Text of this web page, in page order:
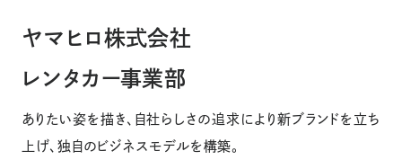
ヤマヒロ株式会社
レンタカー事業部
ありたい姿を描き、自社らしさの追求により新ブランドを立ち
上げ、独自のビジネスモデルを構築。